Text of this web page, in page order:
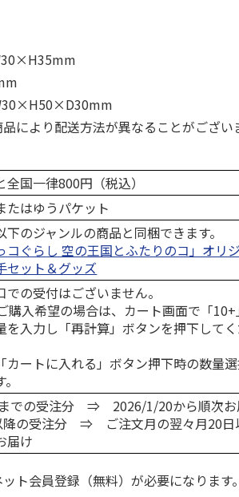
水森亜土／ステッカ
ーセット
600円
(送料別・税込)
リラックマ／マルチ
ケース
5.0（6）
1,100円
(送料別・税込)
ア
奇
風
セッ
(送
により配送方法が異なることがござい
国一律800円（税込）
たはゆうパケット
下のジャンルの商品と同梱できます。
コぐらし 空の王国とふたりのコ」オリ
セット＆グッズ
の受付はございません。
購入希望の場合は、カート画面で「
を入力し「再計算」ボタンを押下して
カートに入れる」ボタン押下時の数量
での受注分 ⇒ 2026/1/20から順次お
降の受注分 ⇒ ご注文月の翌々月20日
届け
ト会員登録（無料）が必要になります。